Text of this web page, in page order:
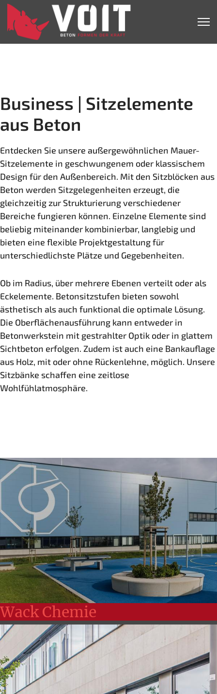
Business | Sitzelemente
aus Beton
Entdecken Sie unsere außergewöhnlichen Mauer-
Sitzelemente in geschwungenem oder klassischem
Design für den Außenbereich. Mit den Sitzblöcken aus
Beton werden Sitzgelegenheiten erzeugt, die
gleichzeitig zur Strukturierung verschiedener
Bereiche fungieren können. Einzelne Elemente sind
beliebig miteinander kombinierbar, langlebig und
bieten eine flexible Projektgestaltung für
unterschiedlichste Plätze und Gegebenheiten.
Ob im Radius, über mehrere Ebenen verteilt oder als
Eckelemente. Betonsitzstufen bieten sowohl
ästhetisch als auch funktional die optimale Lösung.
Die Oberflächenausführung kann entweder in
Betonwerkstein mit gestrahlter Optik oder in glattem
Sichtbeton erfolgen. Zudem ist auch eine Bankauflage
aus Holz, mit oder ohne Rückenlehne, möglich. Unsere
Sitzbänke schaffen eine zeitlose
Wohlfühlatmosphäre.
Wack Chemie